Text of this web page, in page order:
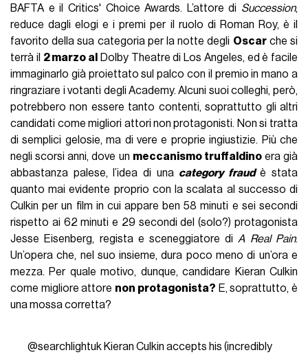
BAFTA e il Critics' Choice Awards. L’attore di Succession,
reduce dagli elogi e i premi per il ruolo di Roman Roy, è il
favorito della sua categoria per la notte degli Oscarche si
terrà il 2 marzo al
Dolby Theatre di Los Angeles, ed è facile
immaginarlo già proiettato sul palco con il premio in mano a
ringraziare i votanti degli Academy. Alcuni suoi colleghi, però,
potrebbero non essere tanto contenti, soprattutto gli altri
candidati come migliori attori non protagonisti. Non si tratta
di semplici gelosie, ma di vere e proprie ingiustizie. Più che
negli scorsi anni, dove un meccanismo truffaldinoera già
abbastanza palese, l’idea di una category fraudè stata
quanto mai evidente proprio con la scalata al successo di
Culkin per un film in cui appare ben 58 minuti e sei secondi
rispetto ai 62 minuti e 29 secondi del (solo?) protagonista
Jesse Eisenberg, regista e sceneggiatore di A Real Pain.
Un’opera che, nel suo insieme, dura poco meno di un’ora e
mezza. Per quale motivo, dunque, candidare Kieran Culkin
come migliore attore non protagonista? E, soprattutto, è
una mossa corretta?
@searchlightuk Kieran Culkin accepts his (incredibly